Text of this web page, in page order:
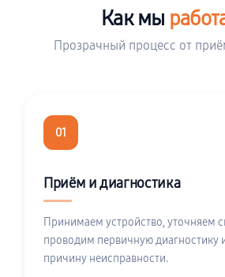
Как мы
Прозрачный процесс от
01
Приём и диагностика
Принимаем устройство, уточняем
проводим первичную диагностику
причину неисправности.